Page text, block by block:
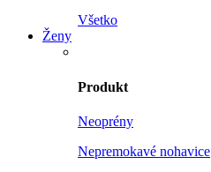
Všetko
Ženy
Produkt
Neoprény
Nepremokavé nohavice